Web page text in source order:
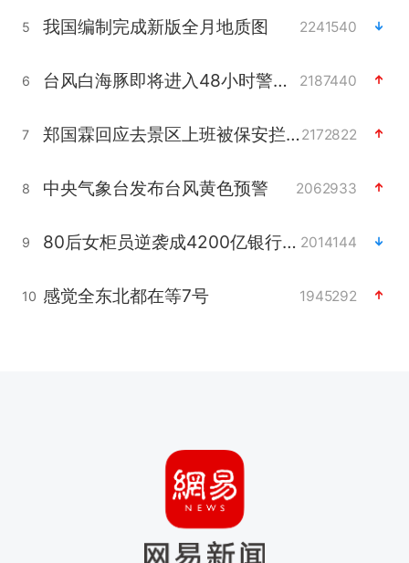
5 我国编制完成新版全月地质图 2241540
6 台风白海豚即将进入48小时警戒线 2187440
7 郑国霖回应去景区上班被保安拦下2172822
8 中央气象台发布台风黄色预警 2062933
9 80后女柜员逆袭成4200亿银行副行长 2014144
10 感觉全东北都在等7号 1945292